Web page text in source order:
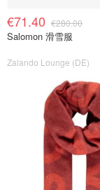
€71.40 €280.00
Salomon 滑雪服
Zalando Lounge (DE)